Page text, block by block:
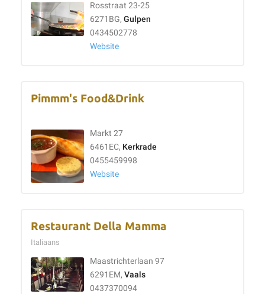
Rosstraat 23-25
6271BG, Gulpen
0434502778
Website
Pimmm's Food&Drink
Markt 27
6461EC, Kerkrade
0455459998
Website
Restaurant Della Mamma
Italiaans
Maastrichterlaan 97
6291EM, Vaals
0437370094